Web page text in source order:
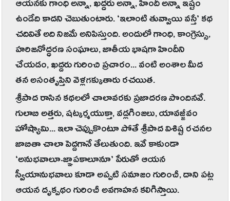
ఆయనకు గాంధి అన్నా, ఖద్దరు అన్నా, హిందీ అన్నా ఇష్టం
ఉండేది కాదని చెబుతుంటారు. ‘ఇలాంటి తువ్వాయి వస్తే’ కథ
చదివితే అది నిజమే అనిపిస్తుంది. అందులో గాంధి, కాంగ్రెస్సు,
హరిజనోద్ధరణ సంఘాలు, జాతీయ భాషగా హిందీని
చేయడం, ఖద్దరు గురించి ప్రచారం... వంటి అంశాల మీద
తన అసంతృప్తిని వెళ్లగక్కుతారు రచయిత.
శ్రీపాద రాసిన కథలలో చాలావరకు ప్రజాదరణ పొందినవే.
గులాబి అత్తరు, షట్కర్మయుక్తా, వడ్లగింజలు, యావజ్జీవం
హోష్యామి... ఇలా చెప్పుకొంటూ పోతే శ్రీపాద విశిష్ట రచనల
జాబితా చాలా పెద్దగానే తేలుతుంది. ఇవే కాకుండా
‘అనుభవాలూ-జ్ఞాపకాలూనూ’ పేరుతో ఆయన
స్వీయానుభవాలు కూడా అప్పటి సమాజం గురించీ, దాని పట్ల
ఆయన దృక్పథం గురించీ అవగాహన కలిగిస్తాయి.